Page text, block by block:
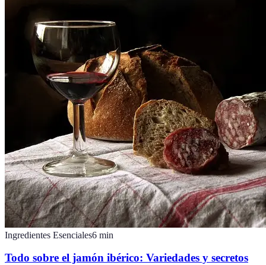
Ingredientes Esenciales6 min
Todo sobre el jamón ibérico: Variedades y secretos